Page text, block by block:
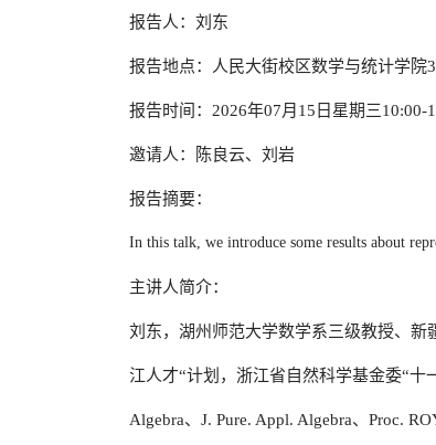
报告人：刘东
报告地点：人民大街校区数学与统计学院
报告时间：2026年07月15日星期三10:00-
邀请人：陈良云、刘岩
报告摘要：
In this talk, we introduce some results about
主讲人简介：
刘东，湖州师范大学数学系三级教授、新
江人才“计划，浙江省自然科学基金委“十
Algebra、J. Pure. Appl. Algebra、Proc.